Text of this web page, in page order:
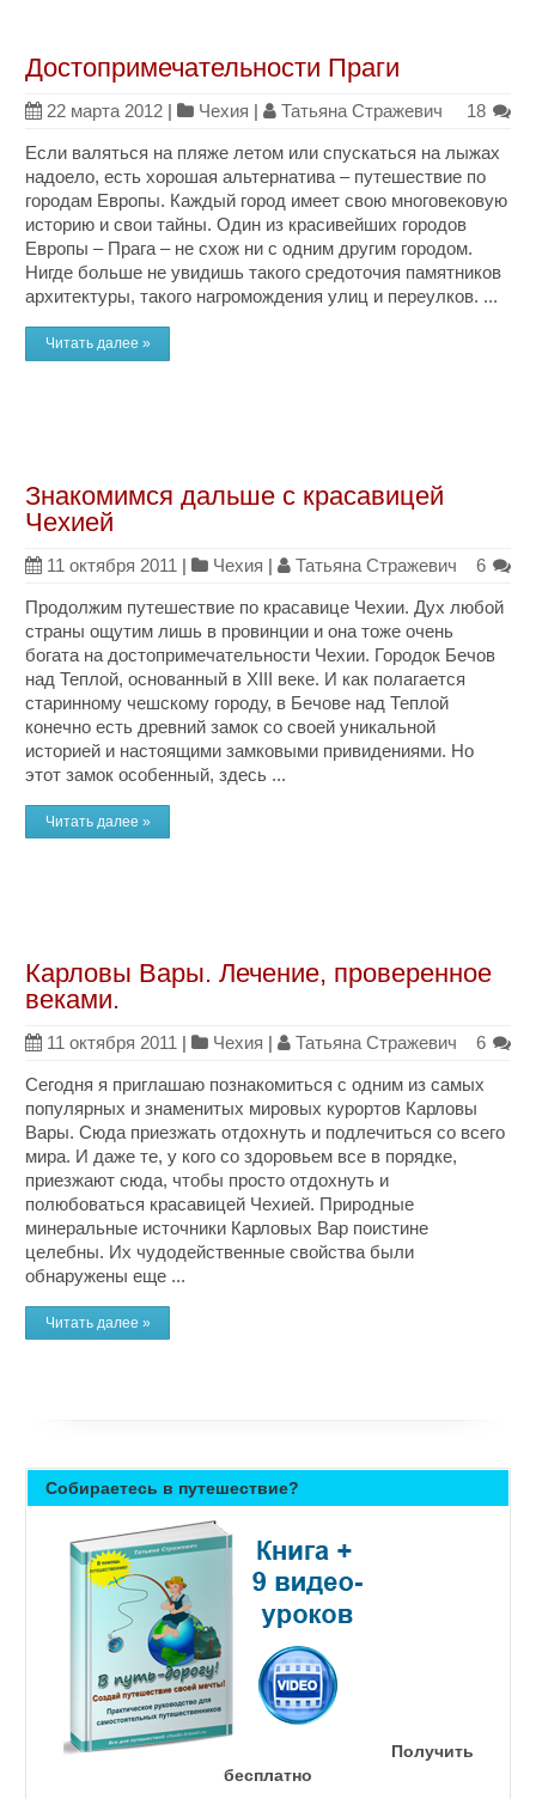
Достопримечательности Праги
22 марта 2012 | Чехия | Татьяна Стражевич 18
Если валяться на пляже летом или спускаться на лыжах
надоело, есть хорошая альтернатива – путешествие по
городам Европы. Каждый город имеет свою многовековую
историю и свои тайны. Один из красивейших городов
Европы – Прага – не схож ни с одним другим городом.
Нигде больше не увидишь такого средоточия памятников
архитектуры, такого нагромождения улиц и переулков. ...
Читать далее »
Знакомимся дальше с красавицей
Чехией
11 октября 2011 | Чехия | Татьяна Стражевич 6
Продолжим путешествие по красавице Чехии. Дух любой
страны ощутим лишь в провинции и она тоже очень
богата на достопримечательности Чехии. Городок Бечов
над Теплой, основанный в XIII веке. И как полагается
старинному чешскому городу, в Бечове над Теплой
конечно есть древний замок со своей уникальной
историей и настоящими замковыми привидениями. Но
этот замок особенный, здесь ...
Читать далее »
Карловы Вары. Лечение, проверенное
веками.
11 октября 2011 | Чехия | Татьяна Стражевич 6
Сегодня я приглашаю познакомиться с одним из самых
популярных и знаменитых мировых курортов Карловы
Вары. Сюда приезжать отдохнуть и подлечиться со всего
мира. И даже те, у кого со здоровьем все в порядке,
приезжают сюда, чтобы просто отдохнуть и
полюбоваться красавицей Чехией. Природные
минеральные источники Карловых Вар поистине
целебны. Их чудодейственные свойства были
обнаружены еще ...
Читать далее »
Собираетесь в путешествие?
Получить
бесплатно